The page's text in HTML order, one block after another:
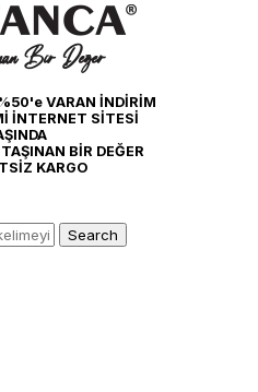
VARAN İNDİRİM
İNTERNET SİTESİ
BİR DEĞER
KARGO